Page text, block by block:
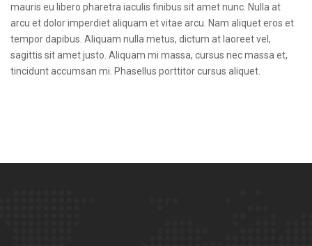
mauris eu libero pharetra iaculis finibus sit amet nunc. Nulla at
arcu et dolor imperdiet aliquam et vitae arcu. Nam aliquet eros et
tempor dapibus. Aliquam nulla metus, dictum at laoreet vel,
sagittis sit amet justo. Aliquam mi massa, cursus nec massa et,
tincidunt accumsan mi. Phasellus porttitor cursus aliquet.